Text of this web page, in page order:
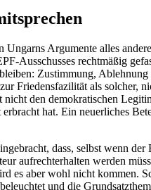
Argumente alles
Ausschusses rechtmäßig
Zustimmung,
Friedensfazilität als
den demokratischen
hat. Ein neuerliches
dass, selbst wenn
aufrechterhalten werden
aber wohl nicht kommen.
und die